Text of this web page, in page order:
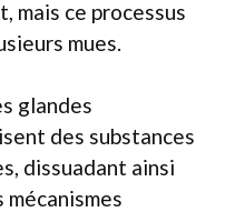
mais ce processus
mues.
glandes
des substances
dissuadant ainsi
mécanismes